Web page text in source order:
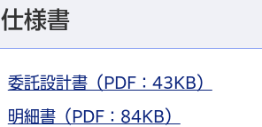
仕様書
委託設計書（PDF：43KB）
明細書（PDF：84KB）